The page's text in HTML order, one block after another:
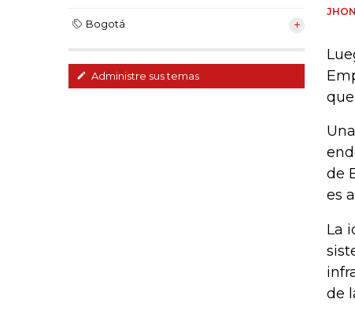
Bogotá
Administre sus temas
de
es
La
de